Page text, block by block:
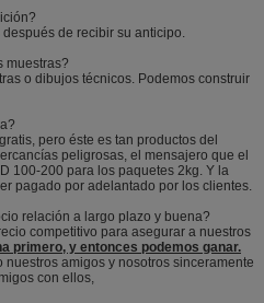
de recibir su anticipo.
muestras?
o dibujos técnicos. Podemos construir
pero éste es tan productos del
peligrosas, el mensajero que el
100-200 para los paquetes 2kg. Y la
pagado por adelantado por los clientes.
relación a largo plazo y buena?
competitivo para asegurar a nuestros
primero, y entonces podemos ganar.
amigos y nosotros sinceramente
con ellos,